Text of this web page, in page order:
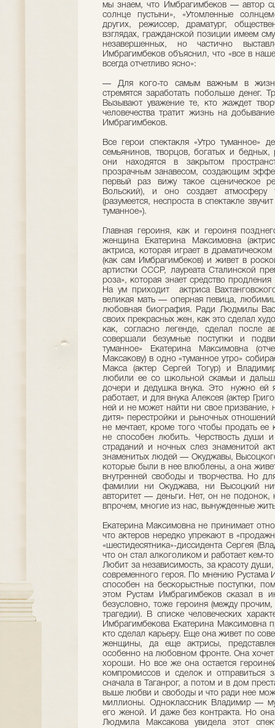
мы знаем, что Имбрагимбеков — автор
солнце пустыни», «Утомленные
других, режиссер, драматург,
взглядах, гражданской позиции имеем
незавершенных, но частично
Имбрагимбеков объяснил, что «все в
всегда отчетливо ясно»:
— Для кого-то самым важным в
стремятся заработать побольше денег.
Вызывают уважение те, кто жаждет
человечества тратит жизнь на
Имбрагимбеков.
Все герои спектакля «Утро туманное»
семьянинов, творцов, богатых и
они находятся в закрытом
прозрачным занавесом, создающим
первый раз вижу такое сценическое
Вольский), и оно создает атмосферу
(разумеется, неспроста в спектакле
туманное»).
Главная героиня, как и героиня
женщина Екатерина Максимовна
актриса, которая играет в
(как сам Имбрагимбеков) и живет в
артистки СССР, лауреата Сталинской
роза», которая знает средство
На ум приходит актриса
великая мать — оперная певица,
любовная биография. Ради Людмилы
своих прекрасных жен, как это сделал
как, согласно легенде, сделал после
совершали безумные поступки и
туманное» Екатерина Максимовна
Максакову) в одно «туманное утро»
Макса (актер Сергей Тогур) и
любили ее со школьной скамьи и
дочери и дедушка внука. Это нужно ей
работает, и для внука Алексея (актер
ней и не может найти ни свое призвание,
дитя» перестройки и рыночных
не мечтает, кроме того чтобы продать ее
не способен любить. Черствость души
страданий и ночных слез знаменитой
знаменитых людей — Окуджавы,
которые были в нее влюблены, а она
внутренней свободы и творчества. Но
фамилии ни Окуджава, ни Высоцкий
авторитет — деньги. Нет, он не подонок,
впрочем, многие из нас, вынужденные
Екатерина Максимовна не принимает
что актеров нередко упрекают в
«шестидесятника»-диссидента Сергея
что он стал алкоголиком и работает кем-
Любит за независимость, за красоту
современного героя. По мнению Рустама
способен на бескорыстные поступки,
этом Рустам Имбрагимбеков сказал в
безусловно, тоже героиня (между
трагедии). В списке человеческих
Имбрагимбекова Екатерина Максимовна
кто сделал карьеру. Еще она живет по
женщины, да еще актрисы,
особенно на любовном фронте. Она хочет
хороши. Но все же она остается
компромиссов и сделок и
сначала в Таганрог, а потом и в дом
выше любви и свободы и что ради нее
миллионы. Одноклассник Владимир —
его женой. И даже без контракта. Но
Людмила Максакова увидела этот